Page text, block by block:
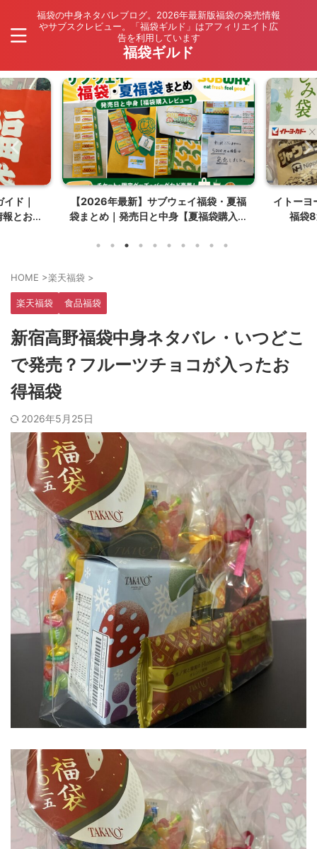
福袋の中身ネタバレブログ。2026年最新版福袋の発売情報
やサブスクレビュー。「福袋ギルド」はアフィリエイト広
告を利用しています
福袋ギルド
ド｜
とお得
【2026年最新】サブウェイ福袋・夏福
袋まとめ｜発売日と中身【夏福袋購入レ
イトーヨ
福袋
HOME >楽天福袋 >
楽天福袋 食品福袋
新宿高野福袋中身ネタバレ・いつどこ
で発売？フルーツチョコが入ったお
得福袋
2026年5月25日